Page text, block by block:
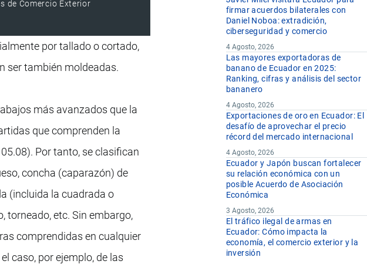
de Comercio Exterior
por tallado o cortado,
ser también moldeadas.
más avanzados que la
que comprenden la
Por tanto, se clasifican
concha (caparazón) de
(incluida la cuadrada o
torneado, etc. Sin embargo,
comprendidas en cualquier
caso, por ejemplo, de las
firmar acuerdos bilaterales con
Daniel Noboa: extradición,
ciberseguridad y comercio
4 Agosto, 2026
Las mayores exportadoras de
banano de Ecuador en 2025:
Ranking, cifras y análisis del sector
bananero
4 Agosto, 2026
Exportaciones de oro en Ecuador: El
desafío de aprovechar el precio
récord del mercado internacional
4 Agosto, 2026
Ecuador y Japón buscan fortalecer
su relación económica con un
posible Acuerdo de Asociación
Económica
3 Agosto, 2026
El tráfico ilegal de armas en
Ecuador: Cómo impacta la
economía, el comercio exterior y la
inversión